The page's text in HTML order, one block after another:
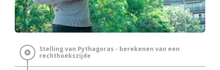
Stelling van Pythagoras - berekenen van een
rechthoekszijde